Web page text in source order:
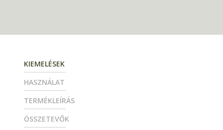
KIEMELÉSEK
HASZNÁLAT
TERMÉKLEÍRÁS
ÖSSZETEVŐK